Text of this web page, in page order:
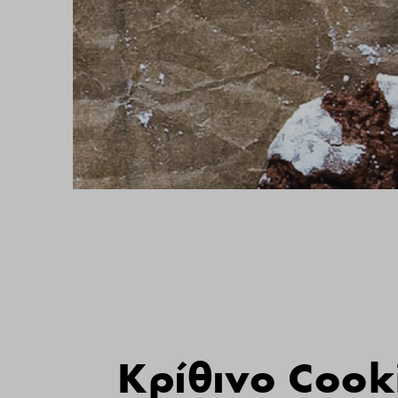
Kρίθινο